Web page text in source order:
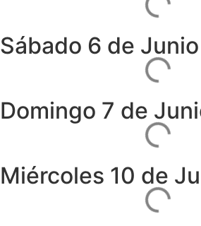
Sábado 6 de Junio
Domingo 7 de
Miércoles 10 de